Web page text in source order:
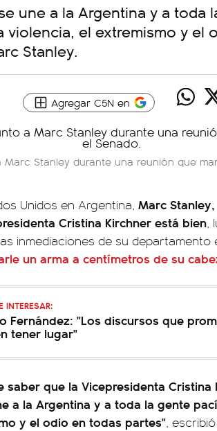
une a la Argentina y a toda
violencia, el extremismo y el
Stanley.
Agregar C5N en
Stanley durante una reunión que
Unidos en Argentina, Marc
Cristina Kirchner está bien,
inmediaciones de su departamento
un arma a centímetros de su
INTERESAR:
Fernández: "Los discursos que
tener lugar"
saber que la Vicepresidenta Cristina
a la Argentina y a toda la gente
y el odio en todas partes",